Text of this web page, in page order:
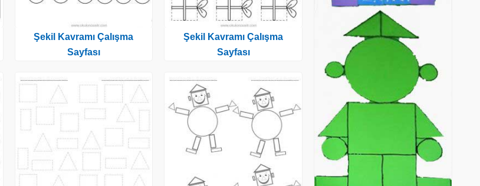
Şekil Kavramı Çalışma
Sayfası
Şekil Kavramı Çalışma
Sayfası